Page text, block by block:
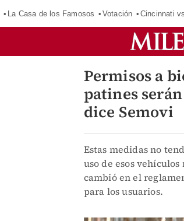
La Casa de los Famosos Votación Cincinnati
Permisos a
patines
dice Semovi
Estas medidas no
uso de esos
cambió en el
para los usuarios.